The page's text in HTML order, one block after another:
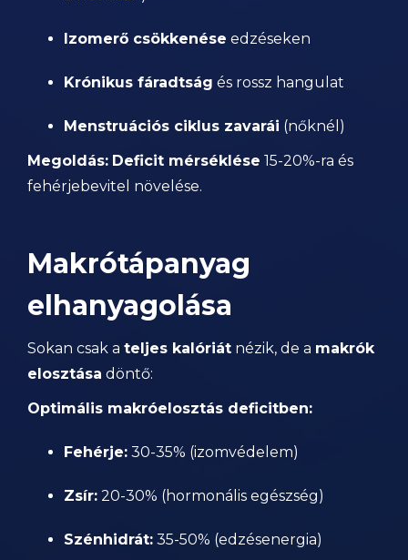
Izomerő csökkenése edzéseken
Krónikus fáradtság és rossz hangulat
Menstruációs ciklus zavarái (nőknél)
Megoldás: Deficit mérséklése 15-20%-ra és
fehérjebevitel növelése.
Makrótápanyag
elhanyagolása
Sokan csak a teljes kalóriát nézik, de a makrók
elosztása döntő:
Optimális makróelosztás deficitben:
Fehérje: 30-35% (izomvédelem)
Zsír: 20-30% (hormonális egészség)
Szénhidrát: 35-50% (edzésenergia)